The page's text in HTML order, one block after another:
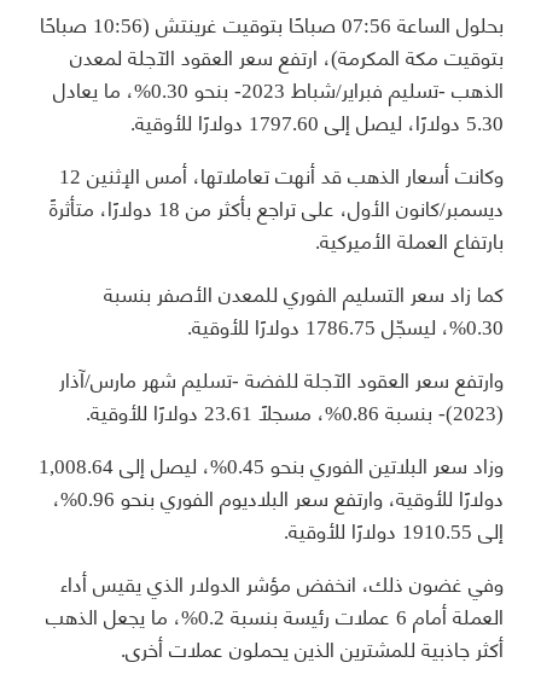
بحلول الساعة 07:56 صباحًا بتوقيت غرينتش (10:56 صباحًا
بتوقيت مكة المكرمة)، ارتفع سعر العقود الآجلة لمعدن
الذهب -تسليم فبراير/شباط 2023- بنحو 0.30%، ما يعادل
5.30 دولارًا، ليصل إلى 1797.60 دولارًا للأوقية.
وكانت أسعار الذهب قد أنهت تعاملاتها، أمس الإثنين 12
ديسمبر/كانون الأول، على تراجع بأكثر من 18 دولارًا، متأثرةً
بارتفاع العملة الأميركية.
كما زاد سعر التسليم الفوري للمعدن الأصفر بنسبة
0.30%، ليسجّل 1786.75 دولارًا للأوقية.
وارتفع سعر العقود الآجلة للفضة -تسليم شهر مارس/آذار
(2023)- بنسبة 0.86%، مسجلًا 23.61 دولارًا للأوقية.
وزاد سعر البلاتين الفوري بنحو 0.45%، ليصل إلى 1,008.64
دولارًا للأوقية، وارتفع سعر البلاديوم الفوري بنحو 0.96%،
إلى 1910.55 دولارًا للأوقية.
وفي غضون ذلك، انخفض مؤشر الدولار الذي يقيس أداء
العملة أمام 6 عملات رئيسة بنسبة 0.2%، ما يجعل الذهب
أكثر جاذبية للمشترين الذين يحملون عملات أخرى.